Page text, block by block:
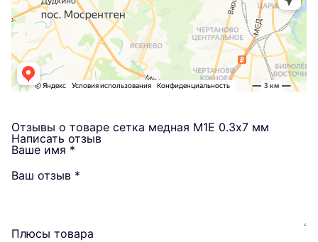
Отзывы о товаре сетка медная М1Е 0.3х7 мм
Написать отзыв
Ваше имя *
Ваш отзыв *
Плюсы товара